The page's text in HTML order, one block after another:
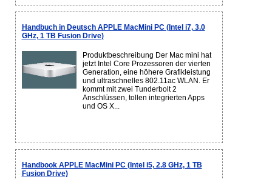
Handbuch in Deutsch APPLE MacMini PC (Intel i7, 3.0
GHz, 1 TB Fusion Drive)
Produktbeschreibung Der Mac mini hat
jetzt Intel Core Prozessoren der vierten
Generation, eine höhere Grafikleistung
und ultraschnelles 802.11ac WLAN. Er
kommt mit zwei Tunderbolt 2
Anschlüssen, tollen integrierten Apps
und OS X...
Handbook APPLE MacMini PC (Intel i5, 2.8 GHz, 1 TB
Fusion Drive)